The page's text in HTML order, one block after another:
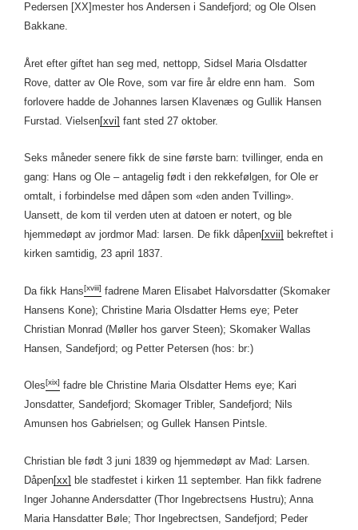
Pedersen [XX]mester hos Andersen i Sandefjord; og Ole Olsen
Bakkane.
Året efter giftet han seg med, nettopp, Sidsel Maria Olsdatter
Rove, datter av Ole Rove, som var fire år eldre enn ham. Som
forlovere hadde de Johannes larsen Klavenæs og Gullik Hansen
Furstad. Vielsen[xvi] fant sted 27 oktober.
Seks måneder senere fikk de sine første barn: tvillinger, enda en
gang: Hans og Ole – antagelig født i den rekkefølgen, for Ole er
omtalt, i forbindelse med dåpen som «den anden Tvilling».
Uansett, de kom til verden uten at datoen er notert, og ble
hjemmedøpt av jordmor Mad: larsen. De fikk dåpen[xvii] bekreftet i
kirken samtidig, 23 april 1837.
Da fikk Hans[xviii] fadrene Maren Elisabet Halvorsdatter (Skomaker
Hansens Kone); Christine Maria Olsdatter Hems eye; Peter
Christian Monrad (Møller hos garver Steen); Skomaker Wallas
Hansen, Sandefjord; og Petter Petersen (hos: br:)
Oles[xix] fadre ble Christine Maria Olsdatter Hems eye; Kari
Jonsdatter, Sandefjord; Skomager Tribler, Sandefjord; Nils
Amunsen hos Gabrielsen; og Gullek Hansen Pintsle.
Christian ble født 3 juni 1839 og hjemmedøpt av Mad: Larsen.
Dåpen[xx] ble stadfestet i kirken 11 september. Han fikk fadrene
Inger Johanne Andersdatter (Thor Ingebrectsens Hustru); Anna
Maria Hansdatter Bøle; Thor Ingebrectsen, Sandefjord; Peder